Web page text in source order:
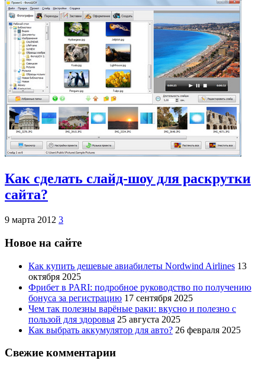
Как сделать слайд-шоу для раскрутки
сайта?
9 марта 2012 3
Новое на сайте
Как купить дешевые авиабилеты Nordwind Airlines 13
октября 2025
Фрибет в PARI: подробное руководство по получению
бонуса за регистрацию 17 сентября 2025
Чем так полезны варёные раки: вкусно и полезно с
пользой для здоровья 25 августа 2025
Как выбрать аккумулятор для авто? 26 февраля 2025
Свежие комментарии